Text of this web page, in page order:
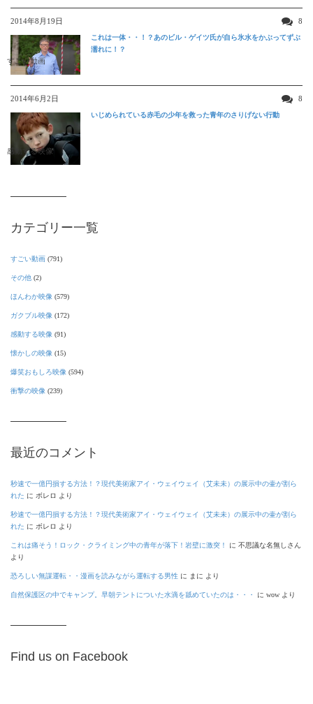
2014年8月19日 8
すごい動画
これは一体・・！？あのビル・ゲイツ氏が自ら氷水をかぶってずぶ
濡れに！？
2014年6月2日 8
感動する映像
いじめられている赤毛の少年を救った青年のさりげない行動
カテゴリー一覧
すごい動画 (791)
その他 (2)
ほんわか映像 (579)
ガクブル映像 (172)
感動する映像 (91)
懐かしの映像 (15)
爆笑おもしろ映像 (594)
衝撃の映像 (239)
最近のコメント
秒速で一億円損する方法！？現代美術家アイ・ウェイウェイ（艾未未）の展示中の壷が割ら
れた に ボレロ より
秒速で一億円損する方法！？現代美術家アイ・ウェイウェイ（艾未未）の展示中の壷が割ら
れた に ボレロ より
これは痛そう！ロック・クライミング中の青年が落下！岩壁に激突！ に 不思議な名無しさん
より
恐ろしい無謀運転・・漫画を読みながら運転する男性 に まに より
自然保護区の中でキャンプ。早朝テントについた水滴を舐めていたのは・・・ に wow より
Find us on Facebook